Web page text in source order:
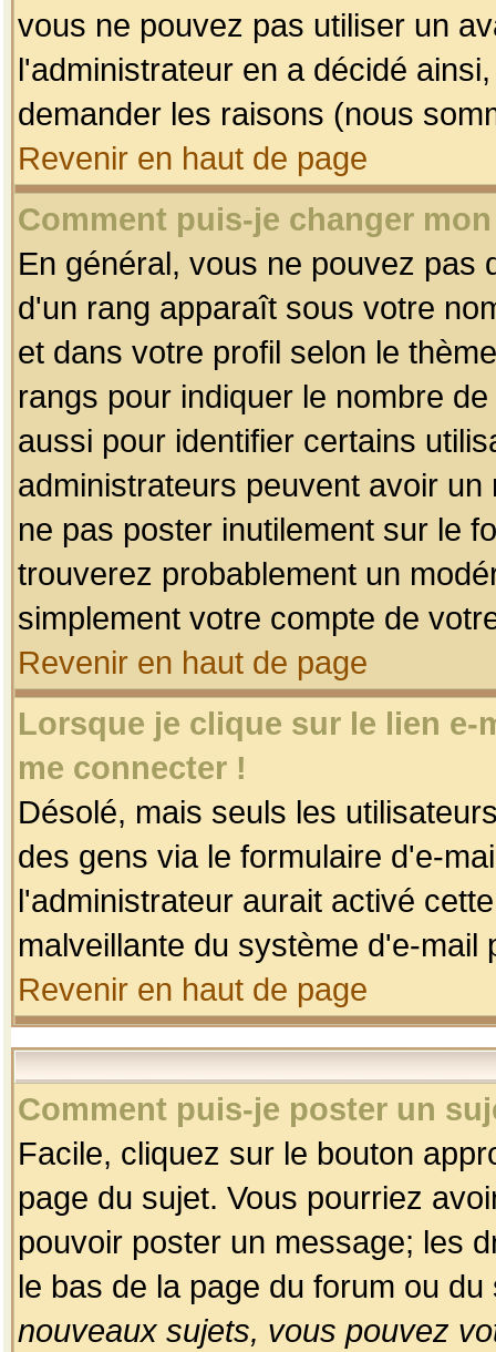
vous ne pouvez pas utiliser un
l'administrateur en a décidé
demander les raisons (nous
Revenir en haut de page
Comment puis-je changer
En général, vous ne pouvez pas
d'un rang apparaît sous votre
et dans votre profil selon le
rangs pour indiquer le nombre
aussi pour identifier certains
administrateurs peuvent avoir
ne pas poster inutilement sur le
trouverez probablement un
simplement votre compte de
Revenir en haut de page
Lorsque je clique sur le lien
me connecter !
Désolé, mais seuls les
des gens via le formulaire d'e-
l'administrateur aurait activé
malveillante du système d'e-
Revenir en haut de page
Comment puis-je poster un
Facile, cliquez sur le bouton
page du sujet. Vous pourriez
pouvoir poster un message; les
le bas de la page du forum ou
nouveaux sujets, vous pouvez